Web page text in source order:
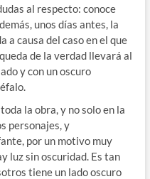
al respecto: conoce
unos días antes, la
a causa del caso en el que
de la verdad llevará al
y con un oscuro
la obra, y no solo en la
personajes, y
por un motivo muy
luz sin oscuridad. Es tan
tiene un lado oscuro